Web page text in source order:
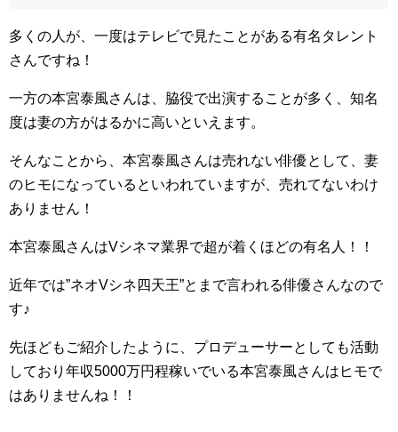
多くの人が、一度はテレビで見たことがある有名タレント
さんですね！
一方の本宮泰風さんは、脇役で出演することが多く、知名
度は妻の方がはるかに高いといえます。
そんなことから、本宮泰風さんは売れない俳優として、妻
のヒモになっているといわれていますが、売れてないわけ
ありません！
本宮泰風さんはVシネマ業界で超が着くほどの有名人！！
近年では”ネオVシネ四天王”とまで言われる俳優さんなので
す♪
先ほどもご紹介したように、プロデューサーとしても活動
しており年収5000万円程稼いでいる本宮泰風さんはヒモで
はありませんね！！